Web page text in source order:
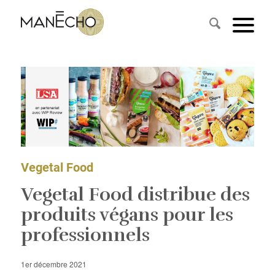
Vegetal Food
Vegetal Food distribue des
produits végans pour les
professionnels
1er décembre 2021